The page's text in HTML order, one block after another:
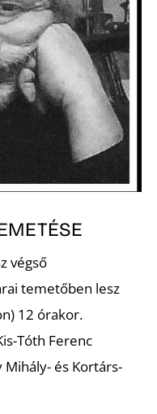
végső
temetőben lesz
12 órakor.
Tóth Ferenc
Mihály- és Kortárs-